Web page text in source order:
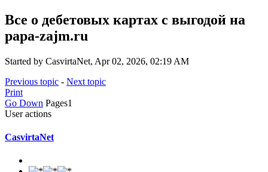
Все о дебетовых картах с выгодой на
papa-zajm.ru
Started by CasvirtaNet, Apr 02, 2026, 02:19 AM
Previous topic - Next topic
Print
Go Down Pages1
User actions
CasvirtaNet